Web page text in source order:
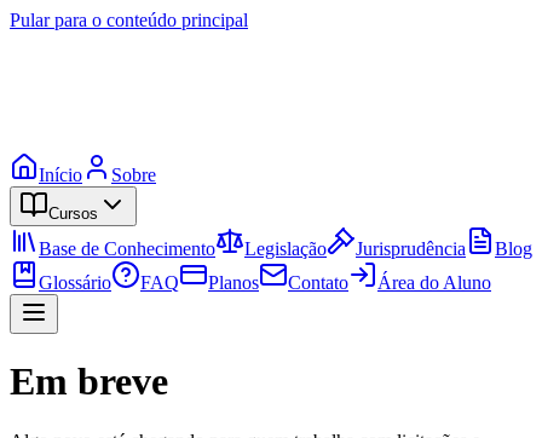
Pular para o conteúdo principal
Início Sobre
Cursos
Base de Conhecimento Legislação Jurisprudência
Blog
Glossário
FAQ Planos Contato Área do Aluno
Em breve